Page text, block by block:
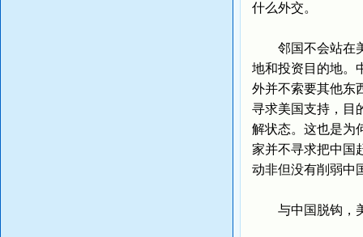
什么外交。
邻国不会站在美
地和投资目的地。
外并不索要其他东
寻求美国支持，目
解状态。这也是为
家并不寻求把中国
动非但没有削弱中
与中国脱钩，美